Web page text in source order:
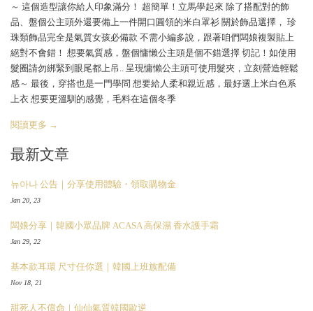
～ 這個造型讓你給人印象滿分！ 超簡單！立馬學起來 除了搭配對的飾
品、盤個公主頭外還要備上一件開口圓領的米白罩衫 關於飾品選擇， 珍
珠類飾品完全是氣質女孩必備款 不需小編多說，跟著咱們闆娘複製貼上
絕對不會錯！ 想要氣質感，盤個慵懶公主頭是個不錯選擇 切記！如使用
髮圈請勿綁緊到眼尾都上吊.. 呈現慵懶公主頭可使用髮夾，立刻營造輕鬆
感～ 最後，穿搭也是一門學問 想要給人柔和親近感，最好選上米白色系
上衣 想要更溫馴的感覺，毛料在這個冬季
閱讀更多 →
最新文章
뉴아나 公告｜分享使用體驗・領取購物金
Jan 20, 23
闆娘分享｜韓國小眾品牌 ACASA 高保濕 香水護手霜
Jan 29, 22
基本款耳環 尺寸任你選｜韓國上班族配備
Nov 18, 21
甜死人不償命｜仙仙氣質韓國歐逆